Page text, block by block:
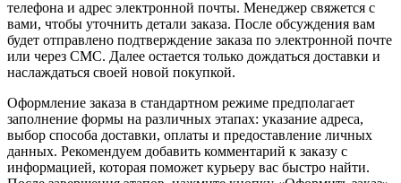
телефона и адрес электронной почты. Менеджер свяжется с
вами, чтобы уточнить детали заказа. После обсуждения вам
будет отправлено подтверждение заказа по электронной почте
или через СМС. Далее остается только дождаться доставки и
наслаждаться своей новой покупкой.
Оформление заказа в стандартном режиме предполагает
заполнение формы на различных этапах: указание адреса,
выбор способа доставки, оплаты и предоставление личных
данных. Рекомендуем добавить комментарий к заказу с
информацией, которая поможет курьеру вас быстро найти.